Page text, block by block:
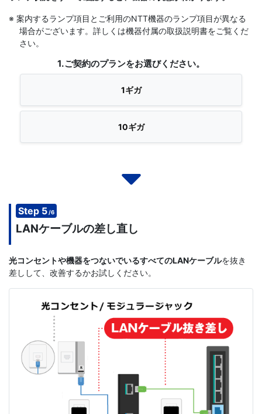
※ 案内するランプ項目とご利用のNTT機器のランプ項目が異なる
場合がございます。詳しくは機器付属の取扱説明書をご覧くだ
さい。
1.ご契約のプランをお選びください。
1ギガ
10ギガ
Step 5/6
LANケーブルの差し直し
光コンセントや機器をつないでいるすべてのLANケーブルを抜き
差しして、改善するかお試しください。